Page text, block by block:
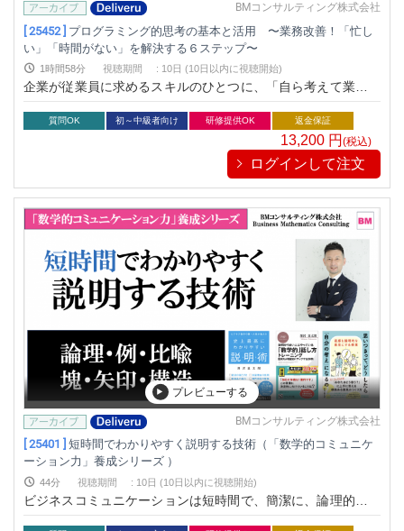
BMコンサルティング株式会社
[ 25452 ] プログラミング的思考の基本と活用 〜業務改善！「忙し
い」「時間がない」を解決する６ステップ〜
1時間58分 視聴期間 : 10日 (10日以内に視聴開始)
企業が従業員に求めるスキルのひとつに、「自ら考えて業務改
善できること」が挙げられます。しかし現実は業務に忙殺さ
れ、じっくり考える余裕がないケースがほとんどではないでし
ょうか。本研修は「忙しい」「時間がない」といった問題を解
決するための具体的な思考法を学び、無駄な業務を削減しより
スピーディに仕事を進めることができる人材の育成を目的とし
ます。小学校でも義務化されているプログラミング教育をビジ
ネススキル向けにアレンジし、業務改善に必須の思考法を体得
する研修プログラムです。
質問OK 初～中級者向け 研修提供OK 返金保証
13,200 円(税込)
ログインして注文
プレビューする
BMコンサルティング株式会社
[ 25401 ] 短時間でわかりやすく説明する技術（「数学的コミュニケ
ーション力」養成シリーズ ）
44分 視聴期間 : 10日 (10日以内に視聴開始)
ビジネスコミュニケーションは短時間で、簡潔に、論理的に、
正しいと説明（証明）することが求められます。これは数学と